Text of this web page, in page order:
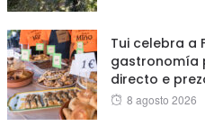
Tui celebra a
gastronomía
directo e
Posted
8 agosto 2026